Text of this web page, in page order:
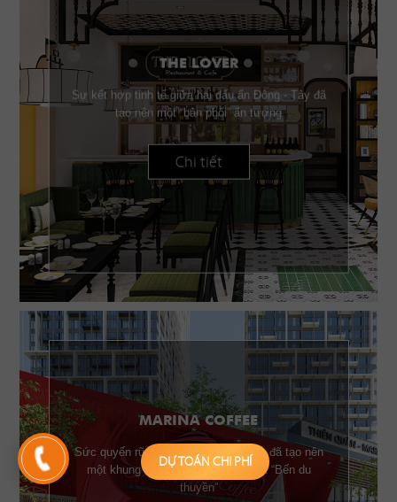
THE LOVER
Sự kết hợp tinh tế giữa hai dấu ấn Đông - Tây đã
tạo nên một “bản phối” ấn tượng
Chi tiết
MARINA COFFEE
Sức quyến rũ của những chiếc buồm đã tạo nên
một khung cảnh đặc trưng của một “Bến du
thuyền”
DỰ TOÁN CHI PHÍ